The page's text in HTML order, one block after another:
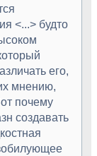
<...> будто
его,
мнению,
почему
создавать